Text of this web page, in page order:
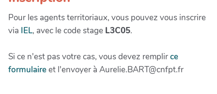
Pour les agents territoriaux, vous pouvez vous inscrire
via IEL, avec le code stage L3C05.
Si ce n'est pas votre cas, vous devez remplirce
formulaireet l'envoyer à Aurelie.BART@cnfpt.fr